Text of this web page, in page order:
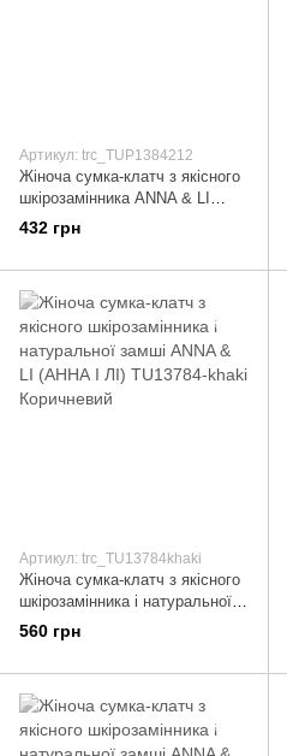
Артикул: trc_TUP1384212
Жіноча сумка-клатч з якісного
шкірозамінника ANNA & LI
(АННА І ЛІ) TUP13842-12
Бежевий
432 грн
Артикул: trc_TU13784khaki
Жіноча сумка-клатч з якісного
шкірозамінника і натуральної
замші ANNA & LI (АННА І ЛІ)
TU13784-khaki Коричневий
560 грн